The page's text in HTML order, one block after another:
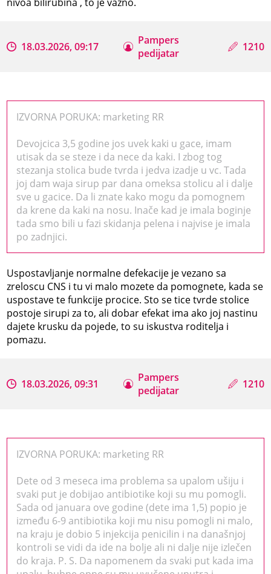
18.03.2026, 09:17
Pampers
pedijatar
1210
IZVORNA PORUKA: marketing RR
Devojcica 3,5 godine jos uvek kaki u gace, imam
utisak da se steze i da nece da kaki. I zbog tog
stezanja stolica bude tvrda i jedva izadje u vc. Tada
joj dam waja sirup par dana omeksa stolicu al i dalje
sve u gacice. Da li znate kako mogu da pomognem
da krene da kaki na nosu. Inače kad je imala boginje
tada smo bili u fazi skidanja pelena i najvise je imala
po zadnjici.
Uspostavljanje normalne defekacije je vezano sa
zreloscu CNS i tu vi malo mozete da pomognete, kada se
uspostave te funkcije procice. Sto se tice tvrde stolice
postoje sirupi za to, ali dobar efekat ima ako joj nastinu
dajete krusku da pojede, to su iskustva roditelja i
pomazu.
18.03.2026, 09:31
Pampers
pedijatar
1210
IZVORNA PORUKA: marketing RR
Dete od 3 meseca ima problema sa upalom ušiju i
svaki put je dobijao antibiotike koji su mu pomogli.
Sada od januara ove godine (dete ima 1,5) popio je
između 6-9 antibiotika koji mu nisu pomogli ni malo,
na kraju je dobio 5 injekcija penicilin i na današnjoj
kontroli se vidi da ide na bolje ali ni dalje nije izlečen
do kraja. P. S. Da napomenem da svaki put kada ima